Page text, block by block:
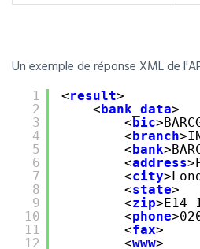
Un exemple de réponse XML de
1
2
3
4
5
6
7
8
9
10
11
12
<result>
<bank_data>
<bic
<branch
<bank
<address
<city
<state>
<zip>E14
<phone
<fax>
<www>